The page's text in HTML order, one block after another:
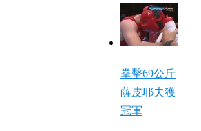
拳擊69公斤
薩皮耶夫獲
冠軍